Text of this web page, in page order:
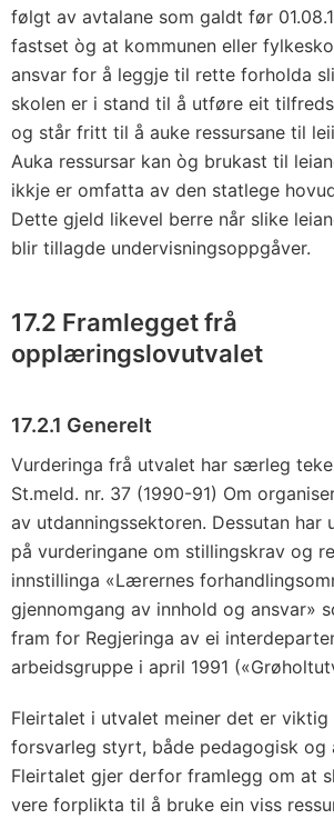
følgt av avtalane som galdt før
fastset òg at kommunen eller
ansvar for å leggje til rette forholda
skolen er i stand til å utføre eit
og står fritt til å auke ressursane til
Auka ressursar kan òg brukast til
ikkje er omfatta av den statlege
Dette gjeld likevel berre når slike
blir tillagde undervisningsoppgåver.
17.2 Framlegget frå
opplæringslovutvalet
17.2.1 Generelt
Vurderinga frå utvalet har særleg
St.meld. nr. 37 (1990-91) Om
av utdanningssektoren. Dessutan har
på vurderingane om stillingskrav og
innstillinga «Lærernes
gjennomgang av innhold og ansvar»
fram for Regjeringa av ei
arbeidsgruppe i april 1991
Fleirtalet i utvalet meiner det er
forsvarleg styrt, både pedagogisk og
Fleirtalet gjer derfor framlegg om at
vere forplikta til å bruke ein viss